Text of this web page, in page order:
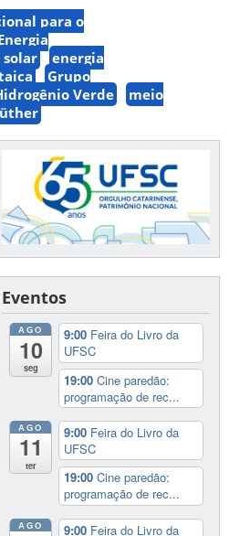
para o
solar
energia
Grupo
Verde
meio
Eventos
AGO
10
seg
9:00 Feira do Livro da
UFSC
19:00Cine paredão:
programação de rec...
AGO
11
ter
9:00 Feira do Livro da
UFSC
19:00Cine paredão:
programação de rec...
AGO 9:00 Feira do Livro da